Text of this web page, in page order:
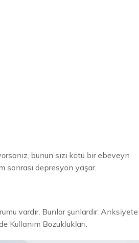
bunun sizi kötü bir ebeveyn
sonrası depresyon yaşar.
vardır. Bunlar şunlardır: Anksiyete
Kullanım Bozuklukları.